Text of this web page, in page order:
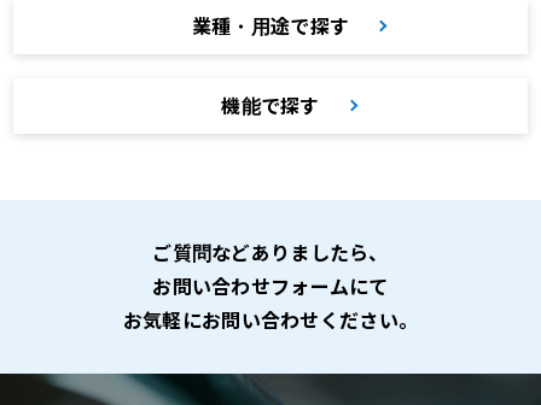
業種・用途で探す
機能で探す
ご質問などありましたら、
お問い合わせフォームにて
お気軽にお問い合わせください。